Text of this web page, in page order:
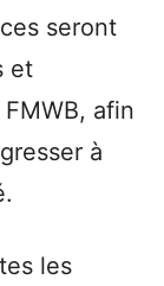
seront
et
afin
à
les